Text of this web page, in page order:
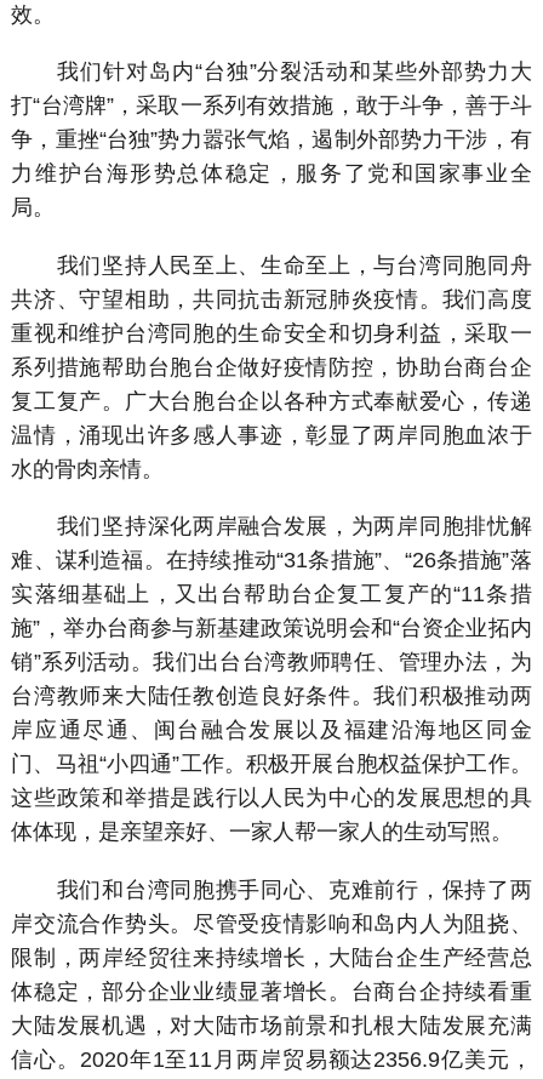
效。
我们针对岛内“台独”分裂活动和某些外部势力大
打“台湾牌”，采取一系列有效措施，敢于斗争，善于斗
争，重挫“台独”势力嚣张气焰，遏制外部势力干涉，有
力维护台海形势总体稳定，服务了党和国家事业全
局。
我们坚持人民至上、生命至上，与台湾同胞同舟
共济、守望相助，共同抗击新冠肺炎疫情。我们高度
重视和维护台湾同胞的生命安全和切身利益，采取一
系列措施帮助台胞台企做好疫情防控，协助台商台企
复工复产。广大台胞台企以各种方式奉献爱心，传递
温情，涌现出许多感人事迹，彰显了两岸同胞血浓于
水的骨肉亲情。
我们坚持深化两岸融合发展，为两岸同胞排忧解
难、谋利造福。在持续推动“31条措施”、“26条措施”落
实落细基础上，又出台帮助台企复工复产的“11条措
施”，举办台商参与新基建政策说明会和“台资企业拓内
销”系列活动。我们出台台湾教师聘任、管理办法，为
台湾教师来大陆任教创造良好条件。我们积极推动两
岸应通尽通、闽台融合发展以及福建沿海地区同金
门、马祖“小四通”工作。积极开展台胞权益保护工作。
这些政策和举措是践行以人民为中心的发展思想的具
体体现，是亲望亲好、一家人帮一家人的生动写照。
我们和台湾同胞携手同心、克难前行，保持了两
岸交流合作势头。尽管受疫情影响和岛内人为阻挠、
限制，两岸经贸往来持续增长，大陆台企生产经营总
体稳定，部分企业业绩显著增长。台商台企持续看重
大陆发展机遇，对大陆市场前景和扎根大陆发展充满
信心。2020年1至11月两岸贸易额达2356.9亿美元，